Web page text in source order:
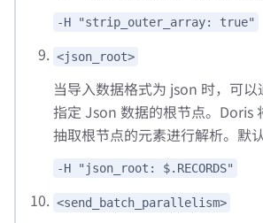
-H "strip_outer_array: true"
<json_root>
当导入数据格式为 json 时，可
指定 Json 数据的根节点。Doris
抽取根节点的元素进行解析。默认
-H "json_root: $.RECORDS"
<send_batch_parallelism>